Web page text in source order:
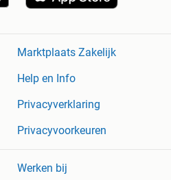
Marktplaats Zakelijk
Help en Info
Privacyverklaring
Privacyvoorkeuren
Werken bij